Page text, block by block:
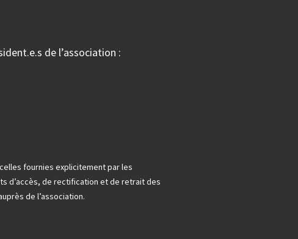
de l’association :
fournies explicitement par les
d’accès, de rectification et de retrait des
de l’association.